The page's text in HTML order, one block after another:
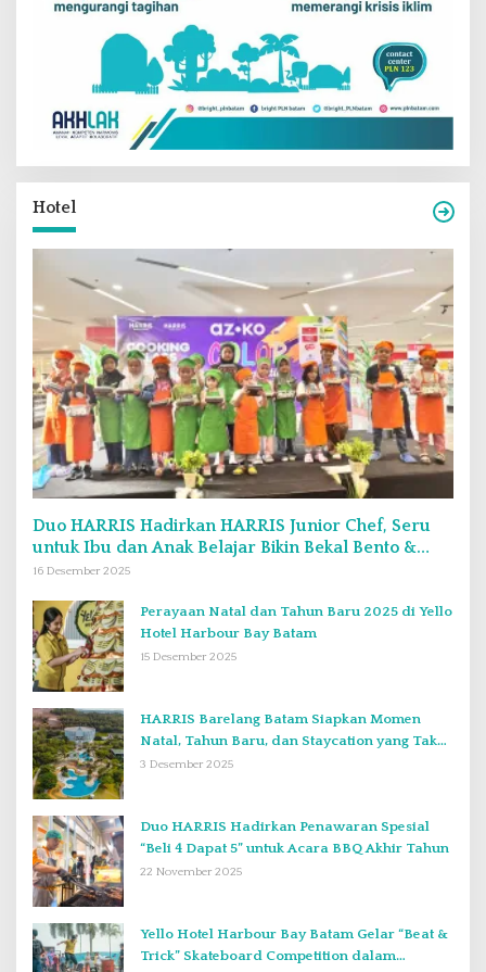
Hotel
Duo HARRIS Hadirkan HARRIS Junior Chef, Seru
untuk Ibu dan Anak Belajar Bikin Bekal Bento &
Kimbab
16 Desember 2025
Perayaan Natal dan Tahun Baru 2025 di Yello
Hotel Harbour Bay Batam
15 Desember 2025
HARRIS Barelang Batam Siapkan Momen
Natal, Tahun Baru, dan Staycation yang Tak
Terlupakan di Desember 2025
3 Desember 2025
Duo HARRIS Hadirkan Penawaran Spesial
“Beli 4 Dapat 5” untuk Acara BBQ Akhir Tahun
22 November 2025
Yello Hotel Harbour Bay Batam Gelar “Beat &
Trick” Skateboard Competition dalam